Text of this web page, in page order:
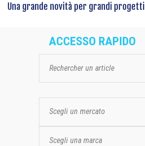
Una grande novità per grandi progetti
ACCESSO RAPIDO
Scegli un mercato
Scegli una marca